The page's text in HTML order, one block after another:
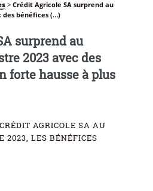
> Crédit Agricole SA surprend au
des bénéfices (…)
surprend au
2023 avec des
forte hausse à plus
AGRICOLE SA AU
2023, LES BÉNÉFICES